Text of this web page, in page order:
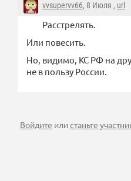
vvsupervv66, 8 Июля , url
Расстрелять.
Или повесить.
Но, видимо, КС РФ на
не в пользу России.
Войдите илистаньте